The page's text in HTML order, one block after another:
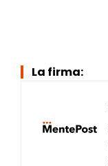
La firma: